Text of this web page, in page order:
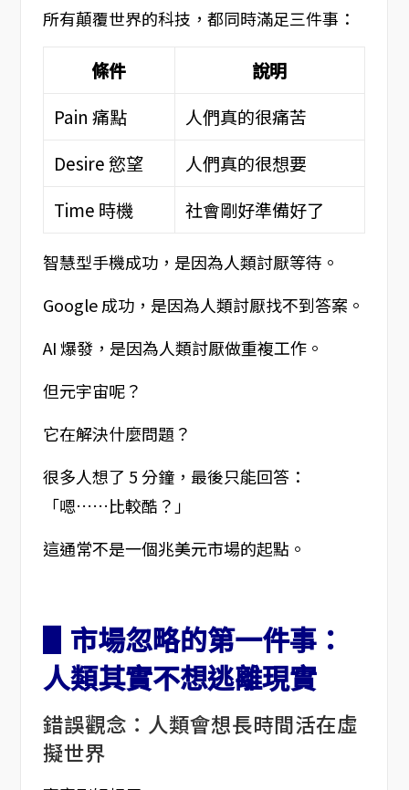
所有顛覆世界的科技，都同時滿足三件事：
條件
說明
Pain 痛點
人們真的很痛苦
Desire 慾望
人們真的很想要
Time 時機
社會剛好準備好了
智慧型手機成功，是因為人類討厭等待。
Google 成功，是因為人類討厭找不到答案。
AI 爆發，是因為人類討厭做重複工作。
但元宇宙呢？
它在解決什麼問題？
很多人想了 5 分鐘，最後只能回答：
「嗯……比較酷？」
這通常不是一個兆美元市場的起點。
▋市場忽略的第一件事：
人類其實不想逃離現實
錯誤觀念：人類會想長時間活在虛
擬世界